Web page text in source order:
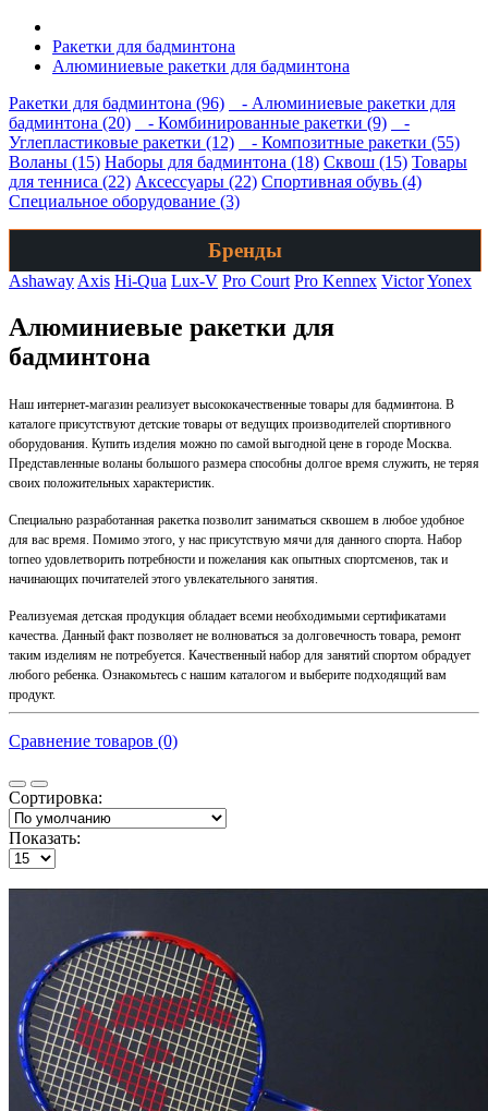
Ракетки для бадминтона
Алюминиевые ракетки для бадминтона
Ракетки для бадминтона (96)
- Алюминиевые ракетки для
бадминтона (20)
- Комбинированные ракетки (9)
-
Углепластиковые ракетки (12)
- Композитные ракетки (55)
Воланы (15) Наборы для бадминтона (18) Сквош (15) Товары
для тенниса (22) Аксессуары (22) Спортивная обувь (4)
Специальное оборудование (3)
Бренды
Ashaway Axis Hi-Qua Lux-V Pro Court Pro Kennex VictorYonex
Алюминиевые ракетки для
бадминтона
Наш интернет-магазин реализует высококачественные товары для бадминтона. В
каталоге присутствуют детские товары от ведущих производителей спортивного
оборудования. Купить изделия можно по самой выгодной цене в городе Москва.
Представленные воланы большого размера способны долгое время служить, не теряя
своих положительных характеристик.
Специально разработанная ракетка позволит заниматься сквошем в любое удобное
для вас время. Помимо этого, у нас присутствую мячи для данного спорта. Набор
torneo удовлетворить потребности и пожелания как опытных спортсменов, так и
начинающих почитателей этого увлекательного занятия.
Реализуемая детская продукция обладает всеми необходимыми сертификатами
качества. Данный факт позволяет не волноваться за долговечность товара, ремонт
таким изделиям не потребуется. Качественный набор для занятий спортом обрадует
любого ребенка. Ознакомьтесь с нашим каталогом и выберите подходящий вам
продукт.
Сравнение товаров (0)
Сортировка:
Показать: